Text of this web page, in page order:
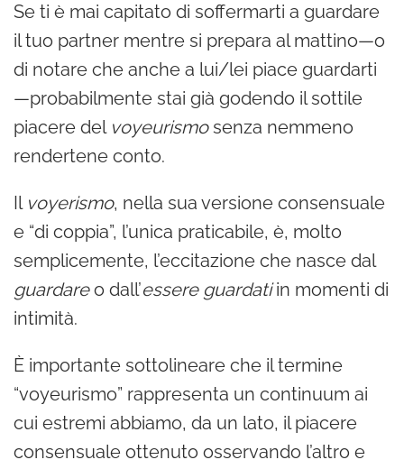
Se ti è mai capitato di soffermarti a guardare
il tuo partner mentre si prepara al mattino—o
di notare che anche a lui/lei piace guardarti
—probabilmente stai già godendo il sottile
piacere del voyeurismosenza nemmeno
rendertene conto.
Il voyerismo, nella sua versione consensuale
e “di coppia”, l’unica praticabile, è, molto
semplicemente, l’eccitazione che nasce dal
guardareo dall’essere guardatiin momenti di
intimità.
È importante sottolineare che il termine
“voyeurismo” rappresenta un continuum ai
cui estremi abbiamo, da un lato, il piacere
consensuale ottenuto osservando l’altro e